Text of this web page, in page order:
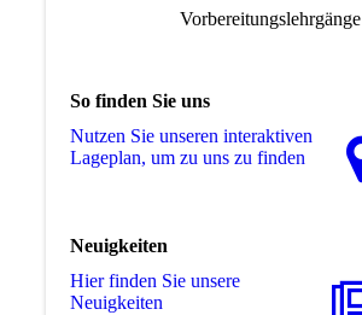
Vorbereitungslehrgänge
So finden Sie uns
Nutzen Sie unseren interaktiven
La­ge­plan, um zu uns zu finden
Neuigkeiten
Hier finden Sie unsere
Neuigkeiten